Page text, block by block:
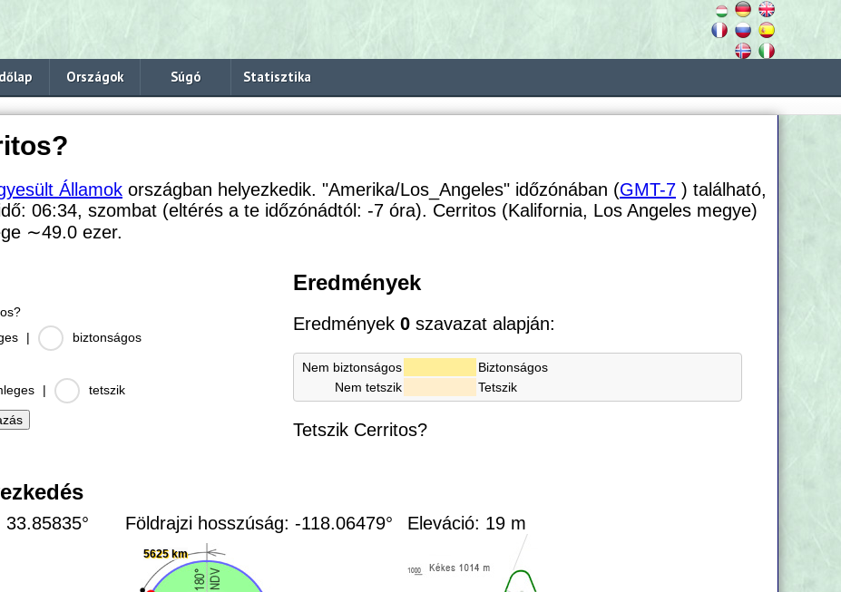
Országok Súgó Statisztika
Államok országban helyezkedik. "Amerika/Los_Angeles" időzónában (GMT-7 ) található,
06:34, szombat (eltérés a te időzónádtól: -7 óra). Cerritos (Kalifornia, Los Angeles megye)
∼49.0 ezer.
|
biztonságos
| tetszik
Eredmények
Eredmények0 szavazat alapján:
Nem biztonságos
Biztonságos
Nem tetszik
Tetszik
Tetszik Cerritos?
Földrajzi hosszúság: -118.06479°
5625 km
Eleváció: 19 m